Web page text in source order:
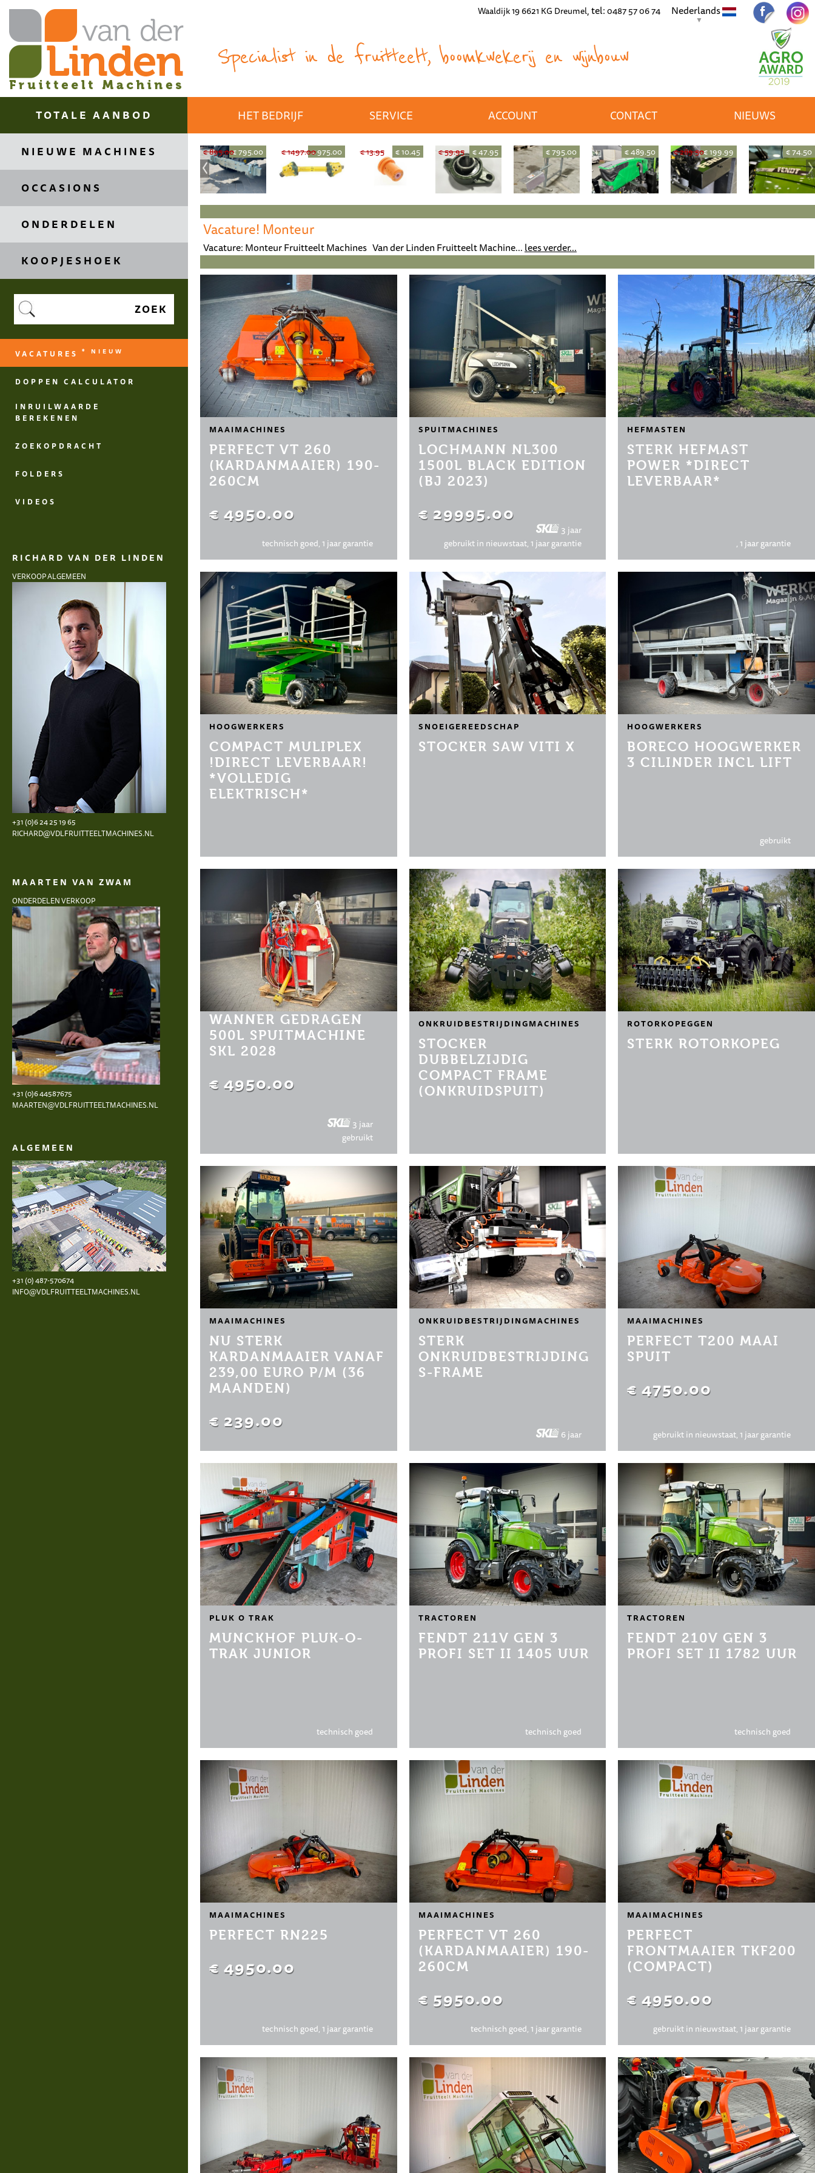
Waaldijk 19 6621 KG Dreumel, tel:0487 57 06 74 Nederlands
▼
Specialist in de fruitteelt, boomkwekerij en wijnbouw
TOTALE AANBOD HET BEDRIJF SERVICE ACCOUNT CONTACT NIEUWS
NIEUWE MACHINES
OCCASIONS
ONDERDELEN
KOOPJESHOEK
ZOEK
VACATURES * NIEUW
DOPPEN CALCULATOR
INRUILWAARDE
BEREKENEN
ZOEKOPDRACHT
FOLDERS
VIDEOS
RICHARD VAN DER LINDEN
VERKOOP ALGEMEEN
+31 (0)6 24 25 19 65
RICHARD@VDLFRUITTEELTMACHINES.NL
MAARTEN VAN ZWAM
ONDERDELEN VERKOOP
+31 (0)6 44587675
MAARTEN@VDLFRUITTEELTMACHINES.NL
ALGEMEEN
+31 (0) 487-570674
INFO@VDLFRUITTEELTMACHINES.NL
399.99 € 39.45 € 2750.00
€ 3125.00 € 795.00
€ 895.00 € 975.00
€ 1497.00 € 10.45
€ 13.95 € 47.95
€ 59.95 € 795.00 € 489.50 € 199.99
€ 289.50 € 74.50
Vacature! Monteur
Vacature: Monteur Fruitteelt Machines Van der Linden Fruitteelt Machine...lees verder...
MAAIMACHINES
PERFECT VT 260
(KARDANMAAIER) 190-
260CM
€ 4950.00
technisch goed, 1 jaar garantie
SPUITMACHINES
LOCHMANN NL300
1500L BLACK EDITION
(BJ 2023)
€ 29995.00
3 jaar
gebruikt in nieuwstaat, 1 jaar garantie
HEFMASTEN
STERK HEFMAST
POWER *DIRECT
LEVERBAAR*
, 1 jaar garantie
HOOGWERKERS
COMPACT MULIPLEX
!DIRECT LEVERBAAR!
*VOLLEDIG
ELEKTRISCH*
SNOEIGEREEDSCHAP
STOCKER SAW VITI X
HOOGWERKERS
BORECO HOOGWERKER
3 CILINDER INCL LIFT
gebruikt
WANNER GEDRAGEN
500L SPUITMACHINE
SKL 2028
€ 4950.00
3 jaar
gebruikt
ONKRUIDBESTRIJDINGMACHINES
STOCKER
DUBBELZIJDIG
COMPACT FRAME
(ONKRUIDSPUIT)
ROTORKOPEGGEN
STERK ROTORKOPEG
MAAIMACHINES
NU STERK
KARDANMAAIER VANAF
239,00 EURO P/M (36
MAANDEN)
€ 239.00
ONKRUIDBESTRIJDINGMACHINES
STERK
ONKRUIDBESTRIJDING
S-FRAME
6 jaar
MAAIMACHINES
PERFECT T200 MAAI
SPUIT
€ 4750.00
gebruikt in nieuwstaat, 1 jaar garantie
PLUK O TRAK
MUNCKHOF PLUK-O-
TRAK JUNIOR
technisch goed
TRACTOREN
FENDT 211V GEN 3
PROFI SET II 1405 UUR
technisch goed
TRACTOREN
FENDT 210V GEN 3
PROFI SET II 1782 UUR
technisch goed
MAAIMACHINES
PERFECT RN225
€ 4950.00
technisch goed, 1 jaar garantie
MAAIMACHINES
PERFECT VT 260
(KARDANMAAIER) 190-
260CM
€ 5950.00
technisch goed, 1 jaar garantie
MAAIMACHINES
PERFECT
FRONTMAAIER TKF200
(COMPACT)
€ 4950.00
gebruikt in nieuwstaat, 1 jaar garantie